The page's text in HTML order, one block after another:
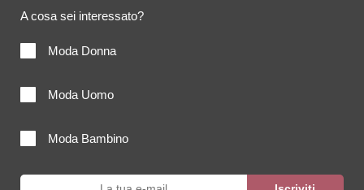
A cosa sei interessato?
Moda Donna
Moda Uomo
Moda Bambino